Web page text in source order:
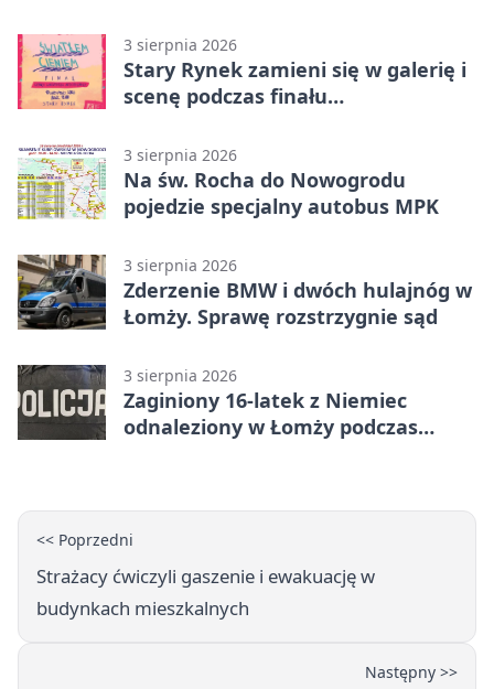
3 sierpnia 2026
Stary Rynek zamieni się w galerię i
scenę podczas finału
3 sierpnia 2026
Na św. Rocha do Nowogrodu
pojedzie specjalny autobus MPK
3 sierpnia 2026
Zderzenie BMW i dwóch hulajnóg w
Łomży. Sprawę rozstrzygnie sąd
3 sierpnia 2026
Zaginiony 16-latek z Niemiec
odnaleziony w Łomży podczas
<< Poprzedni
Strażacy ćwiczyli gaszenie i ewakuację w
budynkach mieszkalnych
Następny >>